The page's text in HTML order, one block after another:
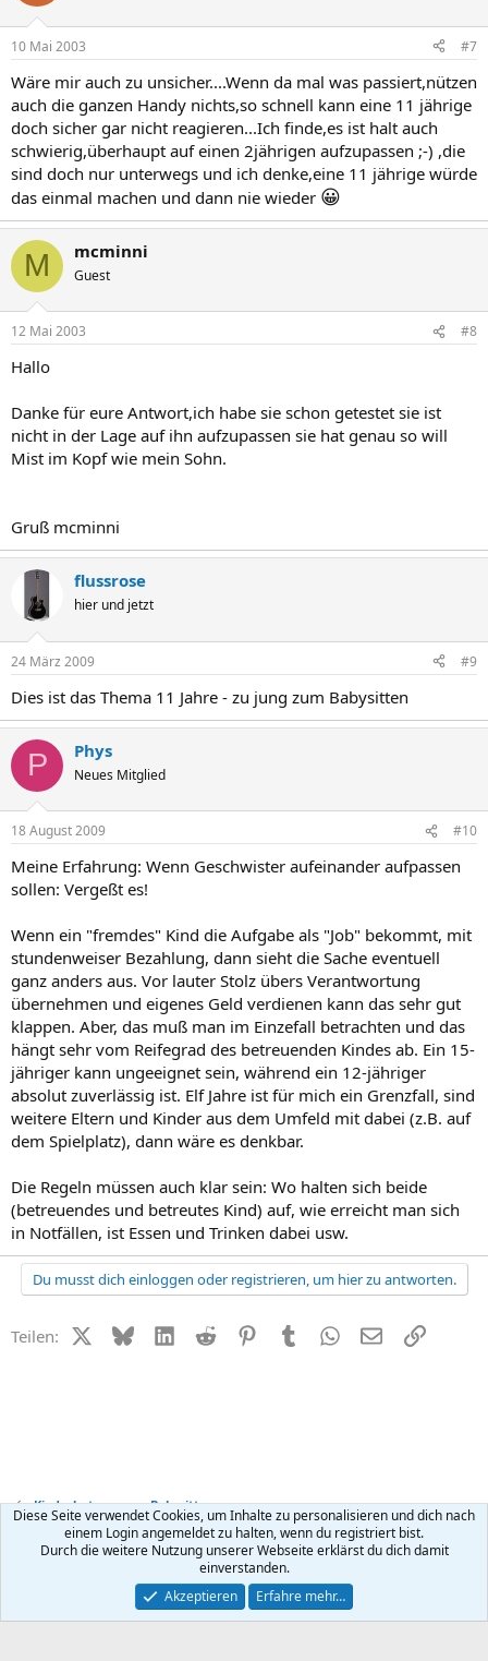
10 Mai 2003 #7
Wäre mir auch zu unsicher....Wenn da mal was passiert,nützen
auch die ganzen Handy nichts,so schnell kann eine 11 jährige
doch sicher gar nicht reagieren...Ich finde,es ist halt auch
schwierig,überhaupt auf einen 2jährigen aufzupassen ;-) ,die
sind doch nur unterwegs und ich denke,eine 11 jährige würde
das einmal machen und dann nie wieder 😀
M mcminni
Guest
12 Mai 2003 #8
Hallo
Danke für eure Antwort,ich habe sie schon getestet sie ist
nicht in der Lage auf ihn aufzupassen sie hat genau so will
Mist im Kopf wie mein Sohn.
Gruß mcminni
flussrose
hier und jetzt
24 März 2009 #9
Dies ist das Thema 11 Jahre - zu jung zum Babysitten
P Phys
Neues Mitglied
18 August 2009 #10
Meine Erfahrung: Wenn Geschwister aufeinander aufpassen
sollen: Vergeßt es!
Wenn ein "fremdes" Kind die Aufgabe als "Job" bekommt, mit
stundenweiser Bezahlung, dann sieht die Sache eventuell
ganz anders aus. Vor lauter Stolz übers Verantwortung
übernehmen und eigenes Geld verdienen kann das sehr gut
klappen. Aber, das muß man im Einzefall betrachten und das
hängt sehr vom Reifegrad des betreuenden Kindes ab. Ein 15-
jähriger kann ungeeignet sein, während ein 12-jähriger
absolut zuverlässig ist. Elf Jahre ist für mich ein Grenzfall, sind
weitere Eltern und Kinder aus dem Umfeld mit dabei (z.B. auf
dem Spielplatz), dann wäre es denkbar.
Die Regeln müssen auch klar sein: Wo halten sich beide
(betreuendes und betreutes Kind) auf, wie erreicht man sich
in Notfällen, ist Essen und Trinken dabei usw.
Du musst dich einloggen oder registrieren, um hier zu antworten.
Teilen: X (Twitter)
BlueskyLinkedIn
Reddit PinterestTumblr WhatsApp
E-MailLink
Kinderbetreuung + Babysitter
Kontakt Nutzungsbedingungen Datenschutz Hilfe
R
Community platform by XenForo ® © 2010-2026 XenForo Ltd.
Diese Seite verwendet Cookies, um Inhalte zu personalisieren und dich nach
einem Login angemeldet zu halten, wenn du registriert bist.
Durch die weitere Nutzung unserer Webseite erklärst du dich damit
einverstanden.
Akzeptieren
Erfahre mehr…